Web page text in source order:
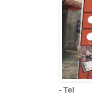
- Tel